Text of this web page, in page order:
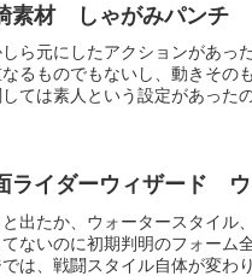
素材 しゃがみパンチ
ら元にしたアクションがあ
なるものでもないし、動きそ
ては素人という設定があった
ライダーウィザード
出たか、ウォータースタイル
ないのに初期判明のフォーム
では、戦闘スタイル自体が変わ